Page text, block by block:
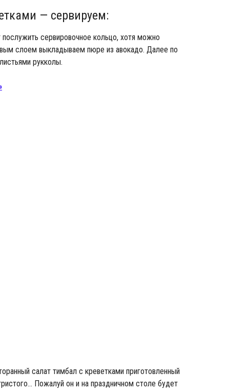
— сервируем:
сервировочное кольцо, хотя можно
слоем выкладываем пюре из авокадо. Далее по
рукколы.
салат тимбал с креветками приготовленный
Пожалуй он и на праздничном столе будет